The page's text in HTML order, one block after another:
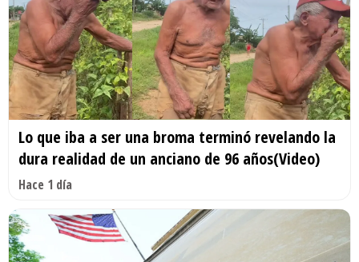
Lo que iba a ser una broma terminó revelando la
dura realidad de un anciano de 96 años(Video)
Hace 1 día